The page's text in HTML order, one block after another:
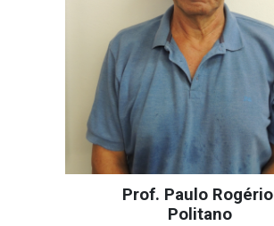
Prof. Paulo Rogério
Politano